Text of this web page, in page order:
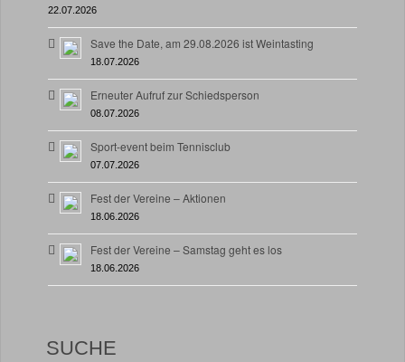
22.07.2026
Save the Date, am 29.08.2026 ist Weintasting
18.07.2026
Erneuter Aufruf zur Schiedsperson
08.07.2026
Sport-event beim Tennisclub
07.07.2026
Fest der Vereine – Aktionen
18.06.2026
Fest der Vereine – Samstag geht es los
18.06.2026
SUCHE